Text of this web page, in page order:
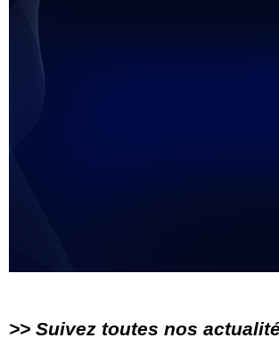
>> Suivez toutes nos